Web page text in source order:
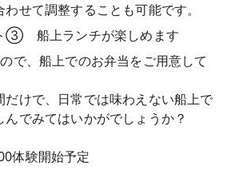
せて調整することも可能です。
③ 船上ランチが楽しめます
で、船上でのお弁当をご用意して
だけで、日常では味わえない船上で
でみてはいかがでしょうか？
体験開始予定